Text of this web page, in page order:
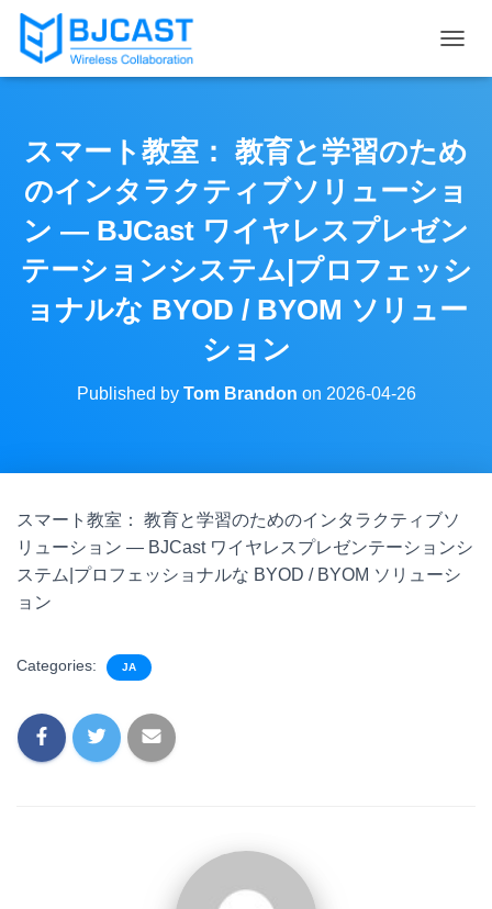
O
L
E
A
I
G
A
T
スマート教室： 教育と学習のため
のインタラクティブソリューショ
ン — BJCast ワイヤレスプレゼン
テーションシステム|プロフェッシ
ョナルな BYOD / BYOM ソリュー
ション
Published by Tom Brandon on 2026-04-26
スマート教室： 教育と学習のためのインタラクティブソ
リューション — BJCast ワイヤレスプレゼンテーションシ
ステム|プロフェッショナルな BYOD / BYOM ソリューシ
ョン
Categories: JA